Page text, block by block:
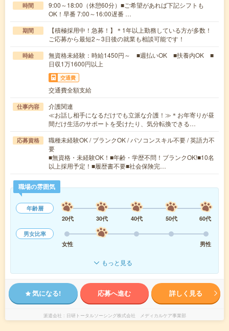
時間
9:00～18:00（休憩60分）■ご希望があれば下記シフトも
OK！早番 7:00～16:00遅番 …
期間
【積極採用中！急募！】＊1年以上勤務している方が多数！
ご応募から最短2～3日後の就業も相談可能です！
時給
無資格未経験：時給1450円～ ■週払いOK ■扶養内OK ■
日収1万1600円以上
交通費
交通費全額支給
仕事内容
介護関連
≪お話し相手になるだけでも立派な介護！≫＊お年寄りが昼
間だけ生活のサポートを受けたり、気分転換できる…
応募資格
職種未経験OK / ブランクOK / パソコンスキル不要 / 英語力不
要
■無資格・未経験OK！■年齢・学歴不問！ブランクOK!■10名
以上採用予定！■履歴書不要■社会保険完…
職場の雰囲気
年齢層
20代
30代 40代 50代
60代
男女比率
女性
男性
もっと見る
気になる! 応募へ進む 詳しく見る
派遣会社 日研トータルソーシング株式会社 メディカルケア事業部